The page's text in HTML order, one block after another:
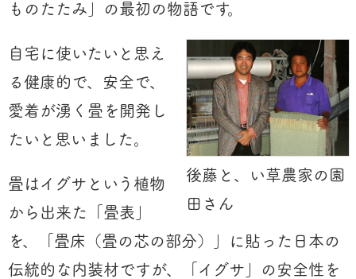
ものたたみ」の最初の物語です。
後藤と、い草農家の園
田さん
自宅に使いたいと思え
る健康的で、安全で、
愛着が湧く畳を開発し
たいと思いました。
畳はイグサという植物
から出来た「畳表」
を、「畳床（畳の芯の部分）」に貼った日本の
伝統的な内装材ですが、「イグサ」の安全性を